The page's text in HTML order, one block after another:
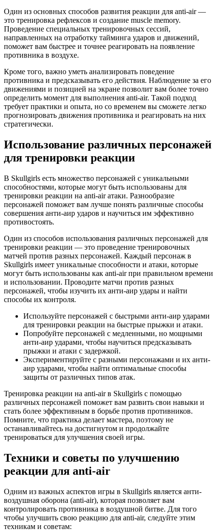
Один из основных способов развития реакции для anti-air —
это тренировка рефлексов и создание muscle memory.
Проведение специальных тренировочных сессий,
направленных на отработку тайминга ударов и движений,
поможет вам быстрее и точнее реагировать на появление
противника в воздухе.
Кроме того, важно уметь анализировать поведение
противника и предсказывать его действия. Наблюдение за его
движениями и позицией на экране позволит вам более точно
определить момент для выполнения anti-air. Такой подход
требует практики и опыта, но со временем вы сможете легко
прогнозировать движения противника и реагировать на них
стратегически.
Использование различных персонажей
для тренировки реакции
В Skullgirls есть множество персонажей с уникальными
способностями, которые могут быть использованы для
тренировки реакции на anti-air атаки. Разнообразие
персонажей поможет вам лучше понять различные способы
совершения анти-аир ударов и научиться им эффективно
противостоять.
Один из способов использования различных персонажей для
тренировки реакции — это проведение тренировочных
матчей против разных персонажей. Каждый персонаж в
Skullgirls имеет уникальные способности и атаки, которые
могут быть использованы как anti-air при правильном времени
и использовании. Проводите матчи против разных
персонажей, чтобы изучить их анти-аир удары и найти
способы их контроля.
Используйте персонажей с быстрыми анти-аир ударами
для тренировки реакции на быстрые прыжки и атаки.
Попробуйте персонажей с медленными, но мощными
анти-аир ударами, чтобы научиться предсказывать
прыжки и атаки с задержкой.
Экспериментируйте с разными персонажами и их анти-
аир ударами, чтобы найти оптимальные способы
защиты от различных типов атак.
Тренировка реакции на anti-air в Skullgirls с помощью
различных персонажей поможет вам развить свои навыки и
стать более эффективным в борьбе против противников.
Помните, что практика делает мастера, поэтому не
останавливайтесь на достигнутом и продолжайте
тренироваться для улучшения своей игры.
Техники и советы по улучшению
реакции для anti-air
Одним из важных аспектов игры в Skullgirls является анти-
воздушная оборона (anti-air), которая позволяет вам
контролировать противника в воздушной битве. Для того
чтобы улучшить свою реакцию для anti-air, следуйте этим
техникам и советам: